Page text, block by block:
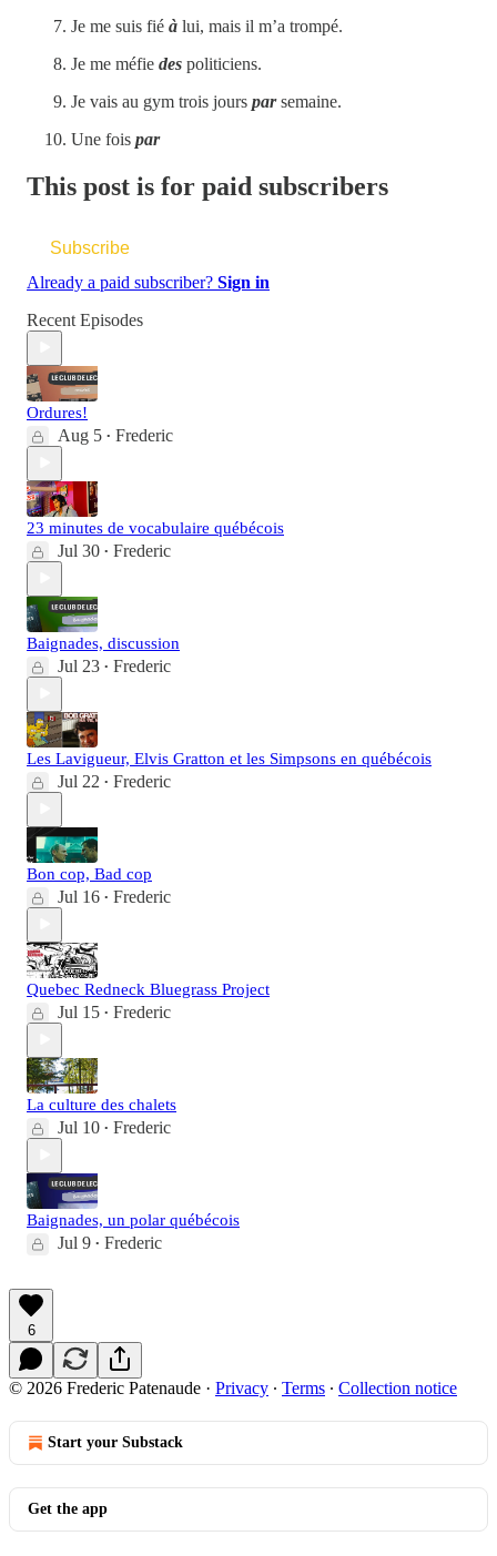
Je me suis fié à lui, mais il m’a trompé.
Je me méfie des politiciens.
Je vais au gym trois jours parsemaine.
Une fois par
This post is for paid subscribers
Subscribe
Already a paid subscriber? Sign in
Recent Episodes
Ordures!
Aug 5 • Frederic
23 minutes de vocabulaire québécois
Jul 30 • Frederic
Baignades, discussion
Jul 23 • Frederic
Les Lavigueur, Elvis Gratton et les Simpsons en québécois
Jul 22 • Frederic
Bon cop, Bad cop
Jul 16 • Frederic
Quebec Redneck Bluegrass Project
Jul 15 • Frederic
La culture des chalets
Jul 10 • Frederic
Baignades, un polar québécois
Jul 9 • Frederic
6
© 2026 Frederic Patenaude · Privacy ∙ Terms ∙ Collection notice
Start your Substack
Get the app